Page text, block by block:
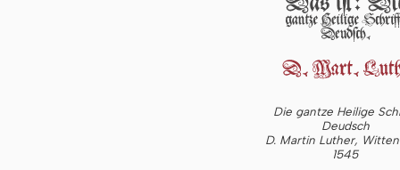
Die gantze Heilige
Deudsch
D. Martin Luther,
1545